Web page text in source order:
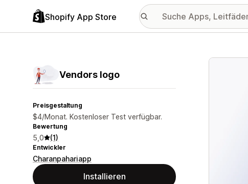
Shopify App Store
Vendors logo
Preisgestaltung
$4/Monat. Kostenloser Test verfügbar.
Bewertung
5,0 (1)
Entwickler
Charanpahariapp
Installieren